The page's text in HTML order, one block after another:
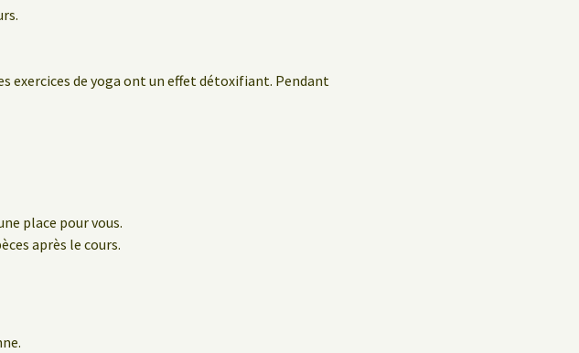
exercices de yoga ont un effet détoxifiant. Pendant
place pour vous.
après le cours.